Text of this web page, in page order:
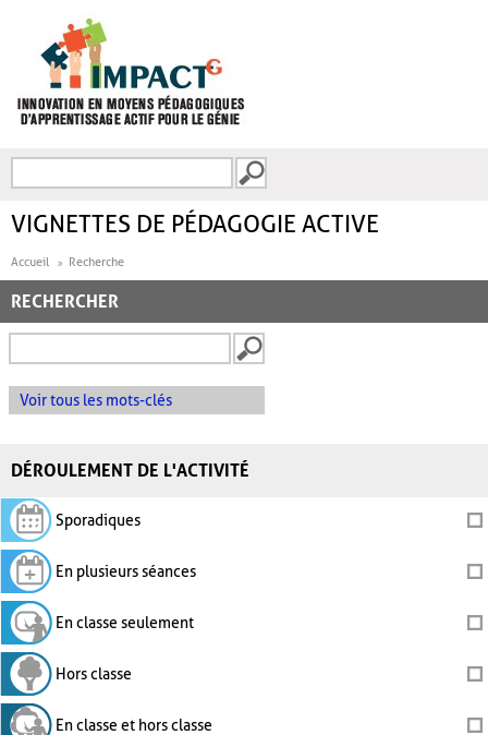
FORMULAIRE DE
VIGNETTES DE PÉDAGOGIE ACTIVE
Accueil Recherche
RECHERCHER
Voir tous les mots-clés
DÉROULEMENT DE L'ACTIVITÉ
Sporadiques
En plusieurs séances
En classe seulement
Hors classe
En classe et hors classe